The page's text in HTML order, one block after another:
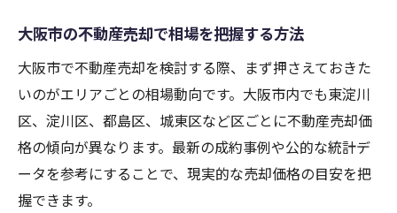
大阪市の不動産売却で相場を把握する方法
大阪市で不動産売却を検討する際、まず押さえておきた
いのがエリアごとの相場動向です。大阪市内でも東淀川
区、淀川区、都島区、城東区など区ごとに不動産売却価
格の傾向が異なります。最新の成約事例や公的な統計デ
ータを参考にすることで、現実的な売却価格の目安を把
握できます。